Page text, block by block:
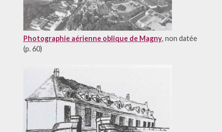
Photographie aérienne oblique de Magny, non datée
(p. 60)